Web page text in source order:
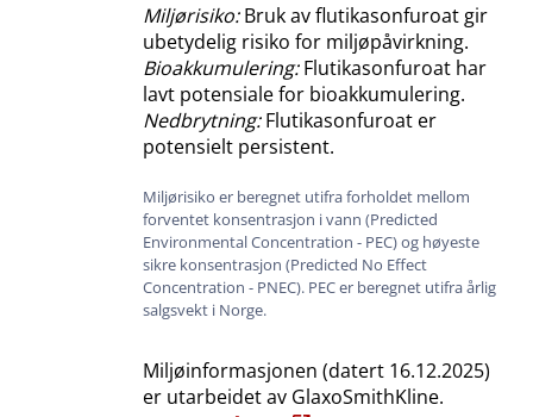
Miljørisiko:Bruk av flutikasonfuroat gir
ubetydelig risiko for miljøpåvirkning.
Bioakkumulering:Flutikasonfuroat har
lavt potensiale for bioakkumulering.
Nedbrytning:Flutikasonfuroat er
potensielt persistent.
Miljørisiko er beregnet utifra forholdet mellom
forventet konsentrasjon i vann (Predicted
Environmental Concentration - PEC) og høyeste
sikre konsentrasjon (Predicted No Effect
Concentration - PNEC). PEC er beregnet utifra årlig
salgsvekt i Norge.
Miljøinformasjonen (datert 16.12.2025)
er utarbeidet av GlaxoSmithKline.